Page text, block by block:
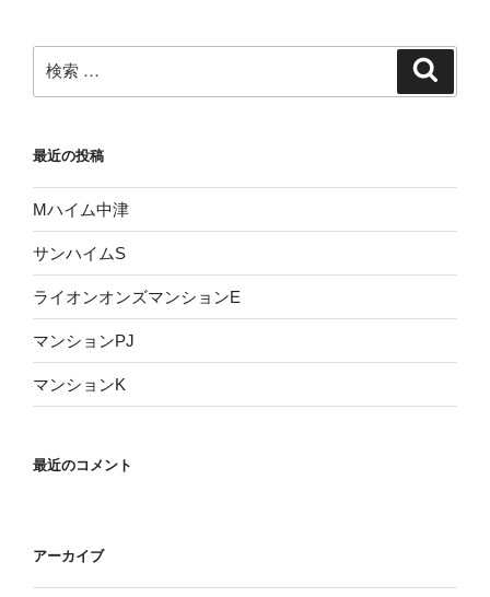
検
索:
最近の投稿
Mハイム中津
サンハイムS
ライオンオンズマンションE
マンションPJ
マンションK
最近のコメント
アーカイブ